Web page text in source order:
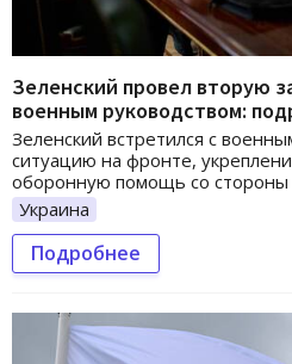
Зеленский провел вторую
военным руководством:
Зеленский встретился с
ситуацию на фронте,
оборонную помощь со стороны
Украина
Подробнее